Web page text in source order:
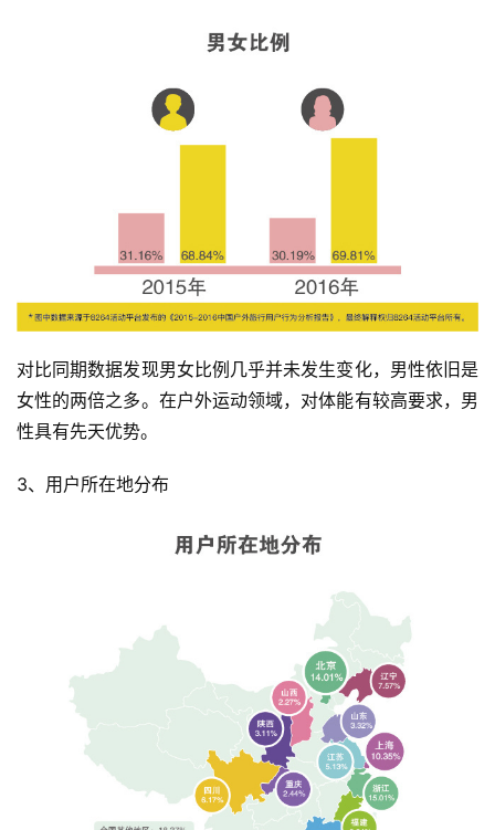
对比同期数据发现男女比例几乎并未发生变化，男性依旧是
女性的两倍之多。在户外运动领域，对体能有较高要求，男
性具有先天优势。
3、用户所在地分布